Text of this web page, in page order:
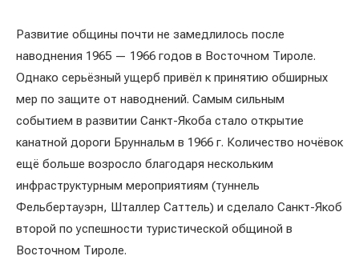
Развитие общины почти не замедлилось после
наводнения 1965 — 1966 годов в Восточном Тироле.
Однако серьёзный ущерб привёл к принятию обширных
мер по защите от наводнений. Самым сильным
событием в развитии Санкт-Якоба стало открытие
канатной дороги Бруннальм в 1966 г. Количество ночёвок
ещё больше возросло благодаря нескольким
инфраструктурным мероприятиям (туннель
Фельбертауэрн, Шталлер Саттель) и сделало Санкт-Якоб
второй по успешности туристической общиной в
Восточном Тироле.